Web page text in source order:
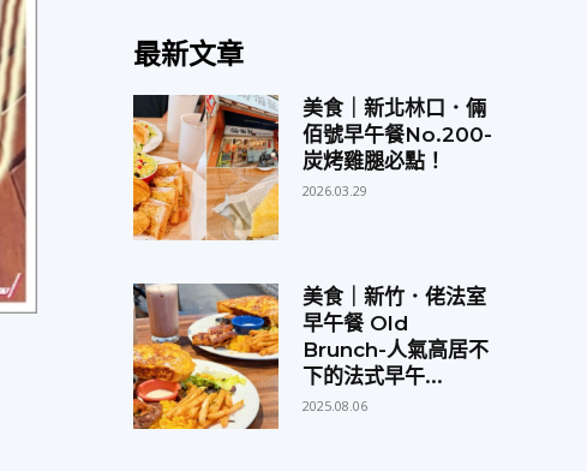
最新文章
美食｜新北林口．倆
佰號早午餐No.200-
炭烤雞腿必點！
2026.03.29
美食｜新竹．佬法室
早午餐 Old
Brunch-人氣高居不
下的法式早午...
2025.08.06